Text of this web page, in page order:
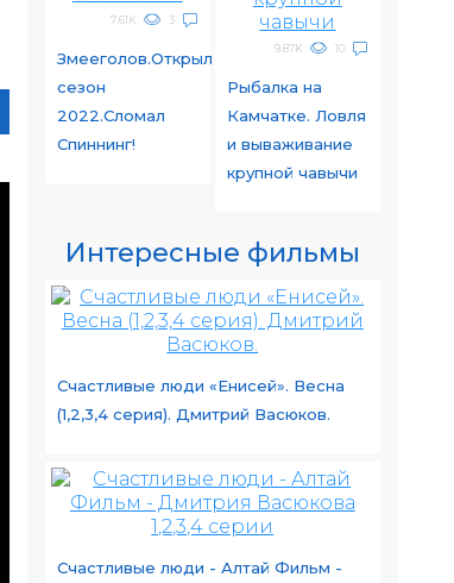
7.61K 3
Змееголов.Открыл
сезон
2022.Сломал
Спиннинг!
9.87K 10
Рыбалка на
Камчатке. Ловля
и вываживание
крупной чавычи
Интересные фильмы
Счастливые люди «Енисей». Весна
(1,2,3,4 серия). Дмитрий Васюков.
Счастливые люди - Алтай Фильм -